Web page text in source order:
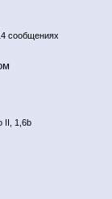
сообщениях
II, 1,6b